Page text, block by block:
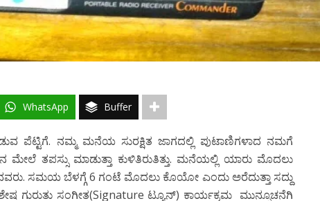
WhatsApp Buffer
ಪೆಟ್ಟಿಗೆ. ನಮ್ಮ ಮನೆಯ ಸುರಕ್ಷಿತ ಜಾಗದಲ್ಲಿ ಪುಟಾಣಿಗಳಾದ ನಮಗೆ
ತಪಸ್ಸು ಮಾಡುತ್ತಾ ಕುಳಿತಿರುತಿತ್ತು. ಮನೆಯಲ್ಲಿ ಯಾರು ಮೊದಲು
ಸಮಯ ಬೆಳಗ್ಗೆ 6 ಗಂಟೆ ಮೊದಲು ಕೊಯೋ ಎಂದು ಅರೆದುತ್ತಾ ಸದ್ದು
ಗುರುತು ಸಂಗೀತ(Signature ಟ್ಯೂನ್) ಕಾರ್ಯಕ್ರಮ ಮುನ್ಸೂಚನೆಗಿ